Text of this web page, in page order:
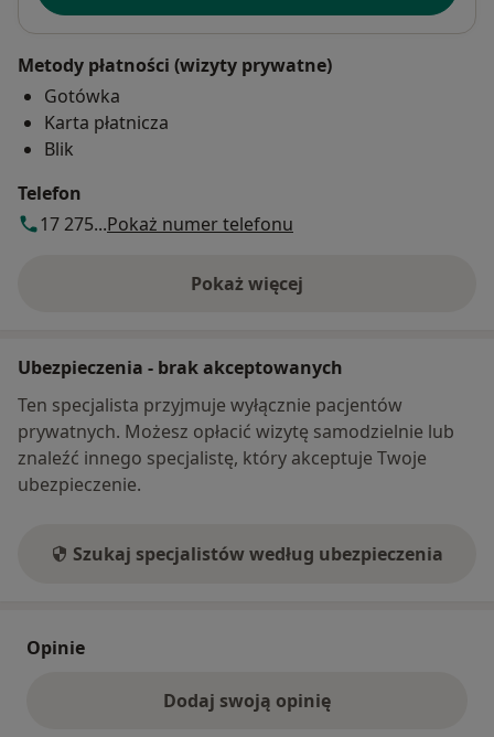
Metody płatności (wizyty prywatne)
Gotówka
Karta płatnicza
Blik
Telefon
17 275...Pokaż numer telefonu
Pokaż więcej
o adresie
Ubezpieczenia - brak akceptowanych
Ten specjalista przyjmuje wyłącznie pacjentów
prywatnych. Możesz opłacić wizytę samodzielnie lub
znaleźć innego specjalistę, który akceptuje Twoje
ubezpieczenie.
Szukaj specjalistów według ubezpieczenia
Opinie
Dodaj swoją opinię